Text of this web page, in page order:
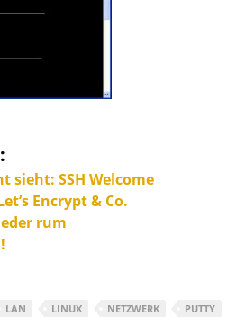
sieht: SSH Welcome
Encrypt & Co.
rum
LAN LINUX NETZWERK
PUTTY